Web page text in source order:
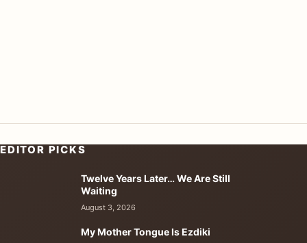
EDITOR PICKS
Twelve Years Later… We Are Still
Waiting
August 3, 2026
My Mother Tongue Is Ezdiki